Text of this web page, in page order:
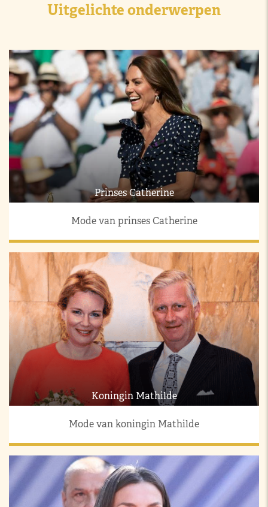
Uitgelichte onderwerpen
Prinses Catherine
Mode van prinses Catherine
Koningin Mathilde
Mode van koningin Mathilde